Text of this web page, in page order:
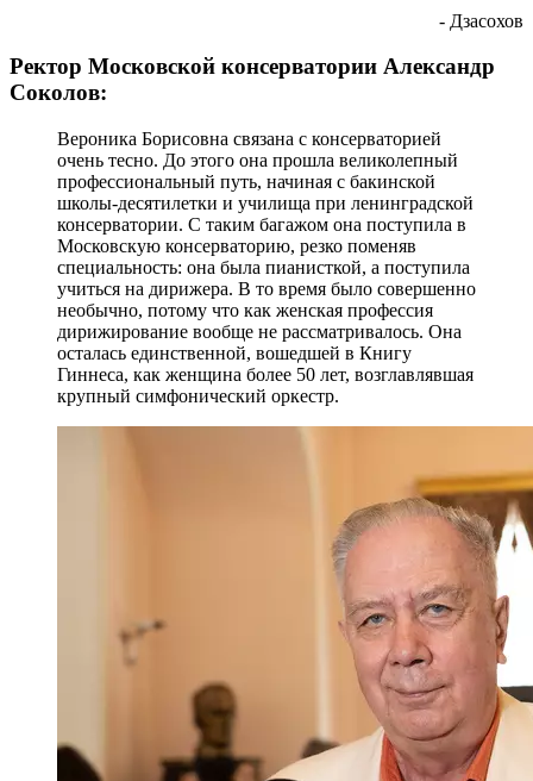
- Дзасохов
Ректор Московской консерватории Александр
Соколов:
Вероника Борисовна связана с консерваторией
очень тесно. До этого она прошла великолепный
профессиональный путь, начиная с бакинской
школы-десятилетки и училища при ленинградской
консерватории. С таким багажом она поступила в
Московскую консерваторию, резко поменяв
специальность: она была пианисткой, а поступила
учиться на дирижера. В то время было совершенно
необычно, потому что как женская профессия
дирижирование вообще не рассматривалось. Она
осталась единственной, вошедшей в Книгу
Гиннеса, как женщина более 50 лет, возглавлявшая
крупный симфонический оркестр.